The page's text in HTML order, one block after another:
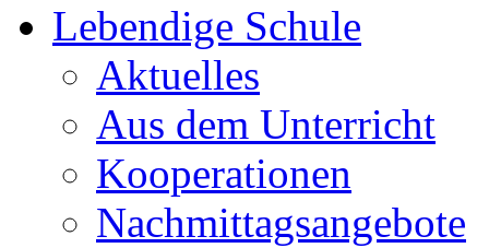
Lebendige Schule
Aktuelles
Aus dem Unterricht
Kooperationen
Nachmittagsangebote